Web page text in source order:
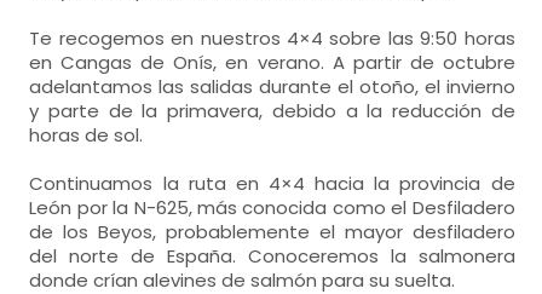
Te recogemos en nuestros 4×4 sobre las 9:50 horas
en Cangas de Onís, en verano. A partir de octubre
adelantamos las salidas durante el otoño, el invierno
y parte de la primavera, debido a la reducción de
horas de sol.
Continuamos la ruta en 4×4 hacia la provincia de
León por la N-625, más conocida como el Desfiladero
de los Beyos, probablemente el mayor desfiladero
del norte de España. Conoceremos la salmonera
donde crían alevines de salmón para su suelta.